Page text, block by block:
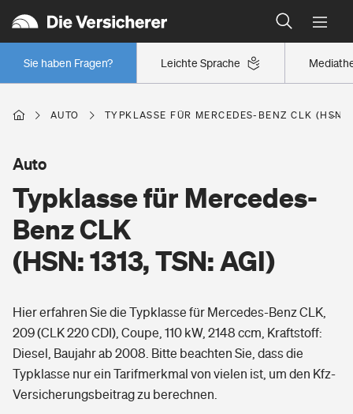
Leichte Sprache
Sie haben Fragen?
Wer versichert was: Jetzt Versicherer finden
Regionalklassen: So ist Ihre Region eingestuft
Wer versichert was: Jetzt Versicherer finden
Berufsunfähigkeitsversicherung
Arbeitsrechtsschutz
Berufshaftpflichtversicherung
Wohnen
Wohngebäudeversicherung
Hausratversicherung
Elementarversicherung
Photovoltaik
Pri­vate Haft­pflicht­
Rechts­schutz­ver­si­che­rung
Gesundheit
Private Krankenversicherung
AUTO TYPKLASSE FÜR MERCEDES-BENZ CLK (HSN:
Typklasse für Mercedes-
Benz CLK
(HSN: 1313, TSN: AGI)
Auto
Hier erfahren Sie die Typklasse für Mercedes-Benz CLK,
209 (CLK 220 CDI), Coupe, 110 kW, 2148 ccm, Kraftstoff:
Diesel, Baujahr ab 2008. Bitte beachten Sie, dass die
Typklasse nur ein Tarifmerkmal von vielen ist, um den Kfz-
Versicherungsbeitrag zu berechnen.